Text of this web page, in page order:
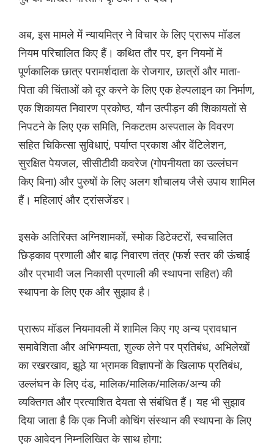
अब, इस मामले में न्यायमित्र ने विचार के लिए प्रारूप मॉडल
नियम परिचालित किए हैं। कथित तौर पर, इन नियमों में
पूर्णकालिक छात्र परामर्शदाता के रोजगार, छात्रों और माता-
पिता की चिंताओं को दूर करने के लिए एक हेल्पलाइन का निर्माण,
एक शिकायत निवारण प्रकोष्ठ, यौन उत्पीड़न की शिकायतों से
निपटने के लिए एक समिति, निकटतम अस्पताल के विवरण
सहित चिकित्सा सुविधाएं, पर्याप्त प्रकाश और वेंटिलेशन,
सुरक्षित पेयजल, सीसीटीवी कवरेज (गोपनीयता का उल्लंघन
किए बिना) और पुरुषों के लिए अलग शौचालय जैसे उपाय शामिल
हैं। महिलाएं और ट्रांसजेंडर।
इसके अतिरिक्त अग्निशामकों, स्मोक डिटेक्टरों, स्वचालित
छिड़काव प्रणाली और बाढ़ निवारण तंत्र (फर्श स्तर की ऊंचाई
और प्रभावी जल निकासी प्रणाली की स्थापना सहित) की
स्थापना के लिए एक और सुझाव है।
प्रारूप मॉडल नियमावली में शामिल किए गए अन्य प्रावधान
समावेशिता और अभिगम्यता, शुल्क लेने पर प्रतिबंध, अभिलेखों
का रखरखाव, झूठे या भ्रामक विज्ञापनों के खिलाफ प्रतिबंध,
उल्लंघन के लिए दंड, मालिक/मालिक/मालिक/अन्य की
व्यक्तिगत और प्रत्याशित देयता से संबंधित हैं। यह भी सुझाव
दिया जाता है कि एक निजी कोचिंग संस्थान की स्थापना के लिए
एक आवेदन निम्नलिखित के साथ होगा: